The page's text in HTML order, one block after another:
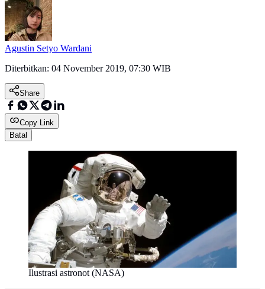
Agustin Setyo Wardani
Diterbitkan: 04 November 2019, 07:30 WIB
Share
Copy Link
Batal
Ilustrasi astronot (NASA)